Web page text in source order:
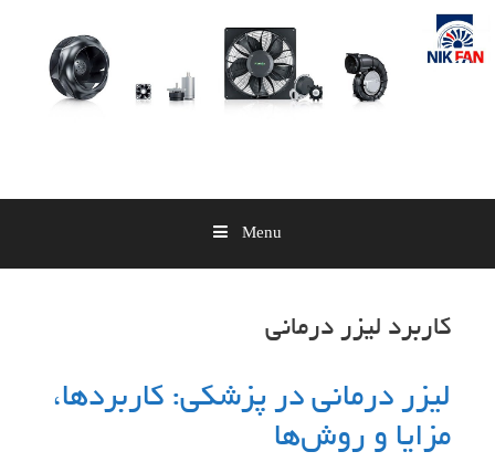
Skip
content
Menu
کاربرد لیزر درمانی
لیزر درمانی در پزشکی: کاربردها،
مزایا و روش‌ها